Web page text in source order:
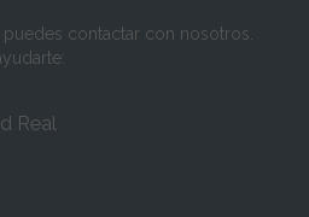
contactar con nosotros.
Real